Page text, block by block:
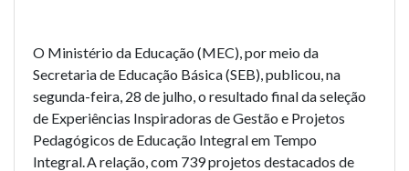
O Ministério da Educação (MEC), por meio da
Secretaria de Educação Básica (SEB), publicou, na
segunda-feira, 28 de julho, o resultado finalda seleção
de Experiências Inspiradoras de Gestão e Projetos
Pedagógicos de Educação Integral em Tempo
Integral. A relação, com 739 projetos destacados de